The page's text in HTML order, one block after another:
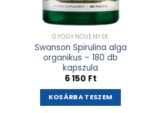
GYÓGYNÖVÉNYEK
Swanson Spirulina alga
organikus – 180 db
kapszula
6 150 Ft
KOSÁRBA TESZEM